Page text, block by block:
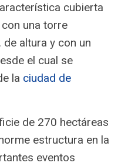
cubierta
una torre
altura y con un
el cual se
la ciudad de
de 270 hectáreas
estructura en la
eventos